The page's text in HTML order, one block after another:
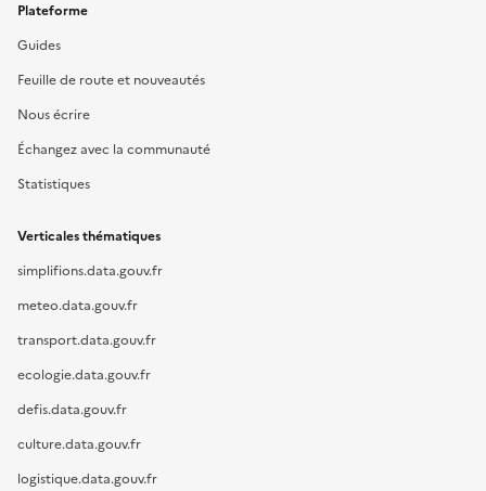
Plateforme
Guides
Feuille de route et nouveautés
Nous écrire
Échangez avec la communauté
Statistiques
Verticales thématiques
simplifions.data.gouv.fr
meteo.data.gouv.fr
transport.data.gouv.fr
ecologie.data.gouv.fr
defis.data.gouv.fr
culture.data.gouv.fr
logistique.data.gouv.fr